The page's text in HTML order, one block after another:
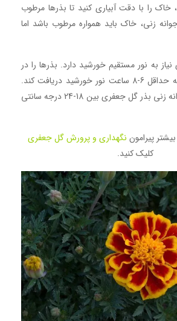
را با دقت آبیاری کنید تا بذرها مرطوب
زنی، خاک باید همواره مرطوب باشد اما
به نور مستقیم خورشید دارد. بذرها را در
محلی بکارید که روزانه حداقل 6-8 ساعت نور خورشید دریافت کند.
دمای مناسب برای جوانه زنی بذر گل جعفری بین 18-24 درجه سانتی
پیرامون نگهداری و پرورش گل جعفری
کلیک کنید.